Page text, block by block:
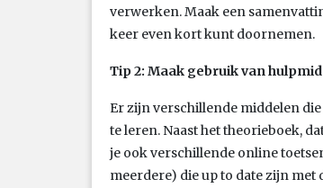
verwerken. Maak een
keer even kort kunt doornemen.
Tip 2: Maak gebruik van
Er zijn verschillende middelen
te leren. Naast het theorieboek,
je ook verschillende online
meerdere) die up to date zijn